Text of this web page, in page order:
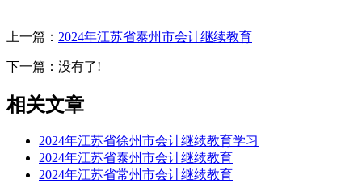
上一篇： 2024年江苏省泰州市会计继续教育
下一篇：没有了!
相关文章
2024年江苏省徐州市会计继续教育学习
2024年江苏省泰州市会计继续教育
2024年江苏省常州市会计继续教育